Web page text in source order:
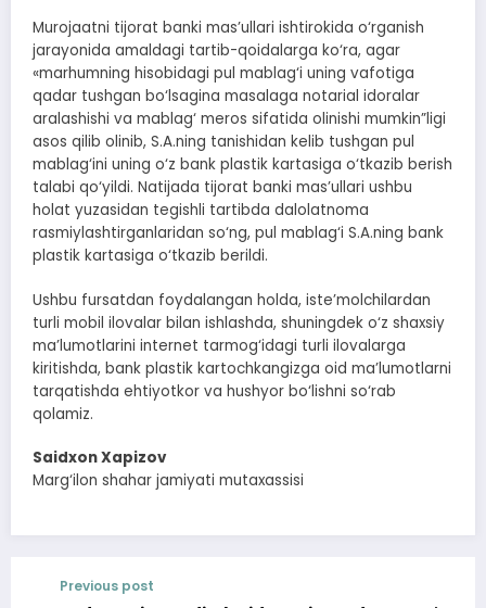
Murojaatni tijorat banki mas’ullari ishtirokida o‘rganish
jarayonida amaldagi tartib-qoidalarga ko‘ra, agar
«marhumning hisobidagi pul mablag‘i uning vafotiga
qadar tushgan bo‘lsagina masalaga notarial idoralar
aralashishi va mablag‘ meros sifatida olinishi mumkin”ligi
asos qilib olinib, S.A.ning tanishidan kelib tushgan pul
mablag‘ini uning o‘z bank plastik kartasiga o‘tkazib berish
talabi qo‘yildi. Natijada tijorat banki mas’ullari ushbu
holat yuzasidan tegishli tartibda dalolatnoma
rasmiylashtirganlaridan so‘ng, pul mablag‘i S.A.ning bank
plastik kartasiga o‘tkazib berildi.
Ushbu fursatdan foydalangan holda, iste’molchilardan
turli mobil ilovalar bilan ishlashda, shuningdek o‘z shaxsiy
ma’lumotlarini internet tarmog‘idagi turli ilovalarga
kiritishda, bank plastik kartochkangizga oid ma’lumotlarni
tarqatishda ehtiyotkor va hushyor bo‘lishni so‘rab
qolamiz.
Saidxon Xapizov
Marg‘ilon shahar jamiyati mutaxassisi
Previous post